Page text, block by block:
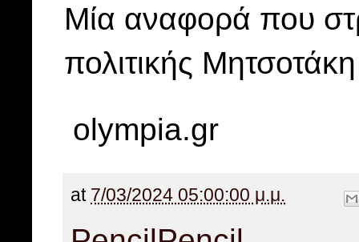
Μία αναφορά που
πολιτικής
olympia.gr
at 7/03/2024 05:00:00 μ.μ.